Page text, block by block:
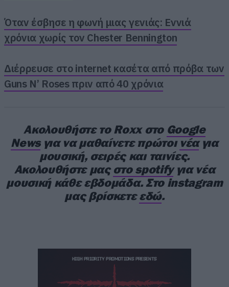
το 1982 και το πρώτο άλμπουμ που έπαιξε
ήταν το Piece of Mind έναν χρόνο αργότερα. Η
τελευταία στούντιο δουλειά του με το
συγκρότημα ήταν το Senjutsu που
κυκλοφόρησε το 2021.
αλλά δεν διευκρινίζεται το αν υπάρχει
περίπτωση να παίξει στο επόμενο άλμπουμ
Όταν έσβησε η φωνή μιας γενιάς: Εννιά
χρόνια χωρίς τον Chester Bennington
Διέρρευσε στο internet κασέτα από πρόβα των
Guns N’ Roses πριν από 40 χρόνια
Ακολουθήστε το Roxx στο Google
Newsγια να μαθαίνετε πρώτοι νέαγια
μουσική, σειρές και ταινίες.
Ακολουθήστε μαςστο spotifyγια νέα
μουσική κάθε εβδομάδα. Στο instagram
μας βρίσκετεεδώ.